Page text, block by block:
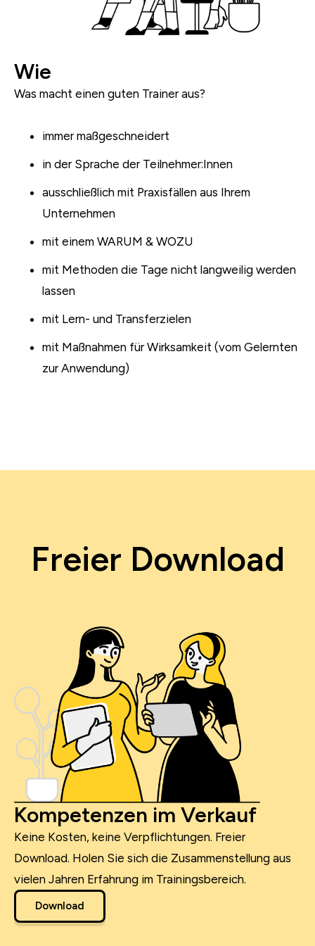
Wie
Was macht einen guten Trainer aus?
immer maßgeschneidert
in der Sprache der Teilnehmer:Innen
ausschließlich mit Praxisfällen aus Ihrem
Unternehmen
mit einem WARUM & WOZU
mit Methoden die Tage nicht langweilig werden
lassen
mit Lern- und Transferzielen
mit Maßnahmen für Wirksamkeit (vom Gelernten
zur Anwendung)
Freier Download
Kompetenzen im Verkauf
Keine Kosten, keine Verpflichtungen. Freier
Download. Holen Sie sich die Zusammenstellung aus
vielen Jahren Erfahrung im Trainingsbereich.
Download